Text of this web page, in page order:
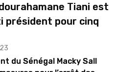
Tiani est
président pour cinq
du Sénégal Macky Sall